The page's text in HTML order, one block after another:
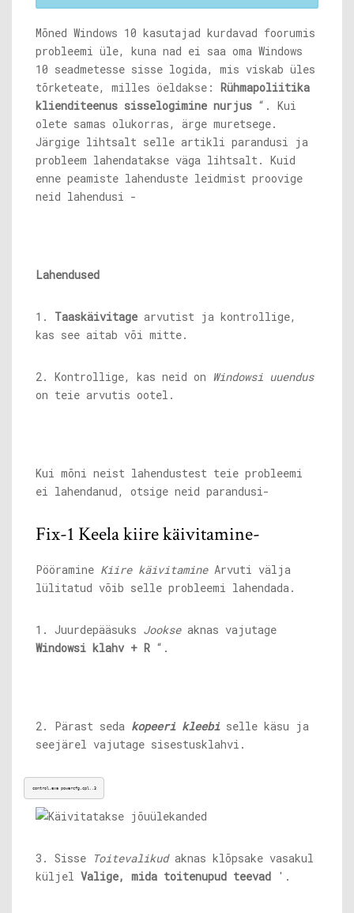
Mõned Windows 10 kasutajad kurdavad foorumis
probleemi üle, kuna nad ei saa oma Windows
10 seadmetesse sisse logida, mis viskab üles
tõrketeate, milles öeldakse: Rühmapoliitika
klienditeenus sisselogimine nurjus “. Kui
olete samas olukorras, ärge muretsege.
Järgige lihtsalt selle artikli parandusi ja
probleem lahendatakse väga lihtsalt. Kuid
enne peamiste lahenduste leidmist proovige
neid lahendusi -
Lahendused
1. Taaskäivitage arvutist ja kontrollige,
kas see aitab või mitte.
2. Kontrollige, kas neid on Windowsi uuendus
on teie arvutis ootel.
Kui mõni neist lahendustest teie probleemi
ei lahendanud, otsige neid parandusi-
Fix-1 Keela kiire käivitamine-
Pööramine Kiire käivitamineArvuti välja
lülitatud võib selle probleemi lahendada.
1. Juurdepääsuks Jookseaknas vajutage
Windowsi klahv + R “.
2. Pärast seda kopeeri kleebi selle käsu ja
seejärel vajutage sisestusklahvi.
control.exe powercfg.cpl,,3
3. Sisse Toitevalikudaknas klõpsake vasakul
küljel Valige, mida toitenupud teevad '.